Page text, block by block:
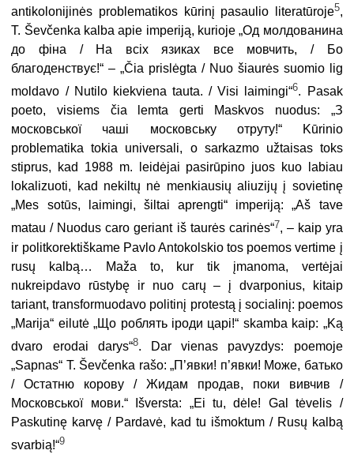
antikolonijinės problematikos kūrinį pasaulio literatūroje5,
T. Ševčenka kalba apie imperiją, kurioje „Од молдованина
до фіна / На всіх язиках все мовчить, / Бо
благоденствує!“ – „Čia prislėgta / Nuo šiaurės suomio lig
moldavo / Nutilo kiekviena tauta. / Visi laimingi“6. Pasak
poeto, visiems čia lemta gerti Maskvos nuodus: „З
московської чаші московську отруту!“ Kūrinio
problematika tokia universali, o sarkazmo užtaisas toks
stip­rus, kad 1988 m. leidėjai pasirūpino juos kuo labiau
lokalizuoti, kad nekiltų nė menkiausių aliuzijų į sovietinę
„Mes sotūs, laimingi, šiltai aprengti“ imperiją: „Aš tave
matau / Nuodus caro geriant iš taurės carinės“7, – kaip yra
ir politkorektiškame Pavlo Antokolskio tos poemos vertime į
rusų kalbą… Maža to, kur tik įmanoma, vertėjai
nukreipdavo rūstybę ir nuo carų – į dvarponius, kitaip
tariant, transformuodavo politinį protestą į socialinį: poemos
„Marija“ eilutė „Що роблять iроди царi!“ skamba kaip: „Ką
dvaro erodai darys“8. Dar vienas pavyzdys: poemoje
„Sapnas“ T. Ševčenka rašo: „П’явки! п’явки! Може, батько
/ Остатню корову / Жидам продав, поки вивчив /
Московської мови.“ Išversta: „Ei tu, dėle! Gal tėvelis /
Paskutinę karvę / Pardavė, kad tu išmoktum / Rusų kalbą
svarbią!“9